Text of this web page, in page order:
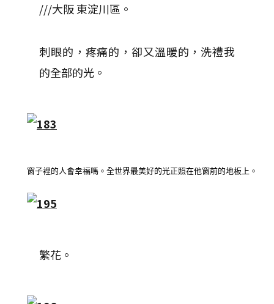
///大阪 東淀川區。
刺眼的，疼痛的，卻又溫暖的，洗禮我
的全部的光。
窗子裡的人會幸福嗎。全世界最美好的光正照在他窗前的地板上。
繁花。